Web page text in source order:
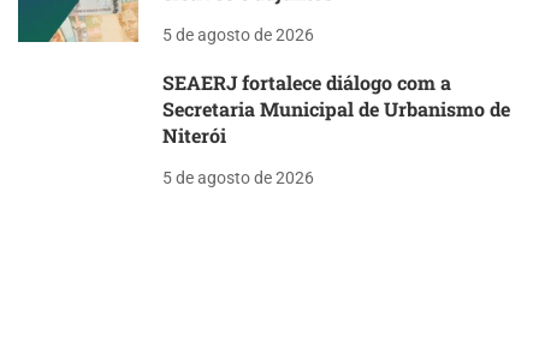
5 de agosto de 2026
SEAERJ fortalece diálogo com a
Secretaria Municipal de Urbanismo de
Niterói
5 de agosto de 2026